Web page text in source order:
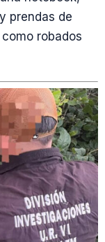
prendas de
robados